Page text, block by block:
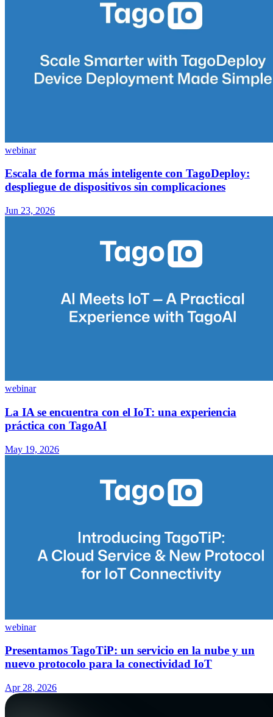
webinar
Escala de forma más inteligente con TagoDeploy:
despliegue de dispositivos sin complicaciones
Jun 23, 2026
webinar
La IA se encuentra con el IoT: una experiencia
práctica con TagoAI
May 19, 2026
webinar
Presentamos TagoTiP: un servicio en la nube y un
nuevo protocolo para la conectividad IoT
Apr 28, 2026